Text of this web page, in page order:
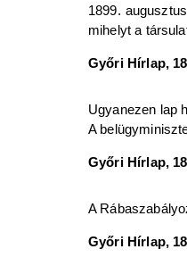
1899.
mihelyt a
Győri Hírlap,
Ugyanezen lap
A
Győri Hírlap,
A
Győri Hírlap,